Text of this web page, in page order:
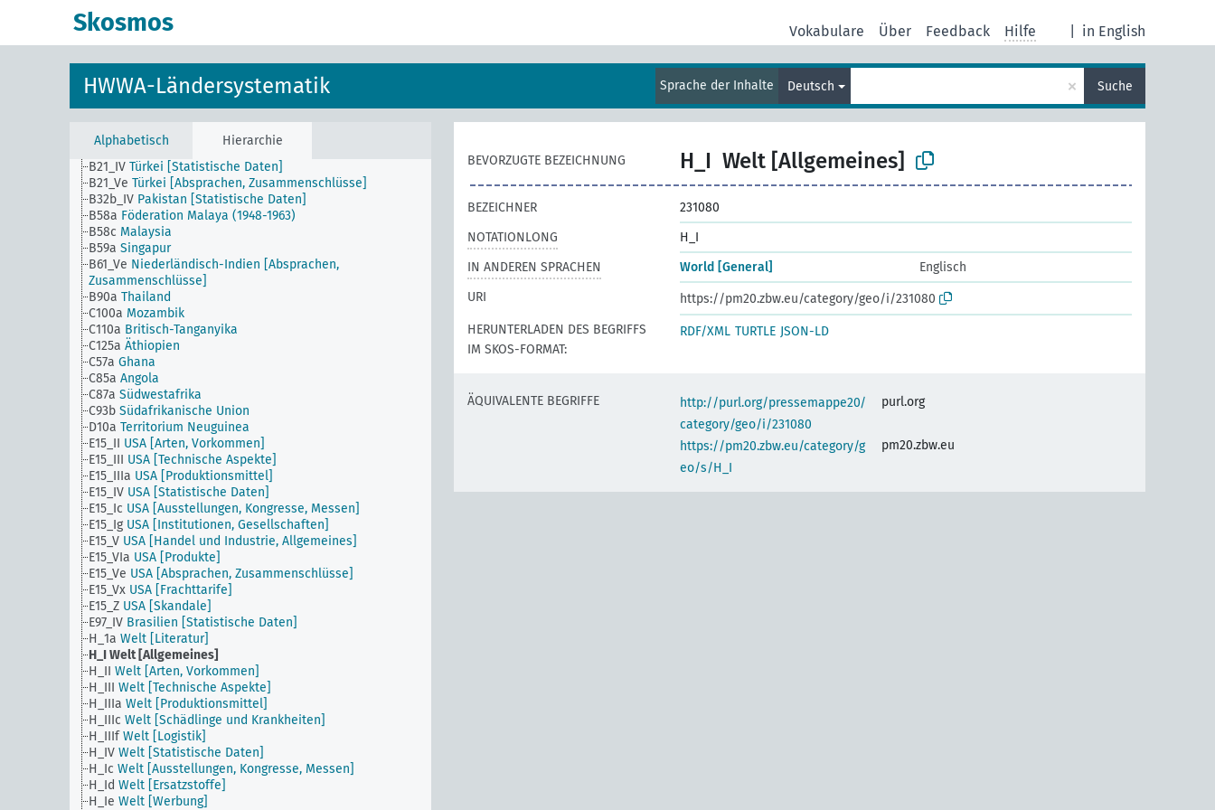
Skosmos in English
Vokabulare Über Feedback Hilfe
HWWA-Ländersystematik Sprache der Inhalte Deutsch × Suche
Alphabetisch Hierarchie
A10_Ig Deutschland [Institutionen, Gesellschaften]
A40c(A40d)
Oberungarn (1938-1940)
Osmanisches Reich [Statistische Daten]
Zusammenschlüsse]
B21_IV Türkei [Statistische Daten]
B21_Ve Türkei [Absprachen, Zusammenschlüsse]
B32b_IV Pakistan [Statistische Daten]
B58a Föderation Malaya (1948-1963)
B58c Malaysia
B59a Singapur
B61_Ve Niederländisch-Indien [Absprachen,
Zusammenschlüsse]
B90a Thailand
C100a Mozambik
C110a Britisch-Tanganyika
C125a Äthiopien
C57a Ghana
C85a Angola
C87a Südwestafrika
C93b Südafrikanische Union
D10a Territorium Neuguinea
E15_II USA [Arten, Vorkommen]
E15_III USA [Technische Aspekte]
E15_IIIa USA [Produktionsmittel]
E15_IV USA [Statistische Daten]
E15_Ic USA [Ausstellungen, Kongresse, Messen]
E15_Ig USA [Institutionen, Gesellschaften]
E15_V USA [Handel und Industrie, Allgemeines]
E15_VIa USA [Produkte]
E15_Ve USA [Absprachen, Zusammenschlüsse]
E15_Vx USA [Frachttarife]
E15_Z USA [Skandale]
E97_IV Brasilien [Statistische Daten]
H_1a Welt [Literatur]
H_IWelt [Allgemeines]
H_II Welt [Arten, Vorkommen]
H_III Welt [Technische Aspekte]
H_IIIa Welt [Produktionsmittel]
H_IIIc Welt [Schädlinge und Krankheiten]
H_IIIf Welt [Logistik]
H_IV Welt [Statistische Daten]
H_Ic Welt [Ausstellungen, Kongresse, Messen]
H_Id Welt [Ersatzstoffe]
H_Ie Welt [Werbung]
BEVORZUGTE BEZEICHNUNG H_I Welt [Allgemeines]
BEZEICHNER
231080
NOTATIONLONG
H_I
IN ANDEREN SPRACHEN
World [General]
Englisch
URI
https://pm20.zbw.eu/category/geo/i/231080
HERUNTERLADEN DES BEGRIFFS
IM SKOS-FORMAT:
RDF/XML TURTLE JSON-LD
ÄQUIVALENTE BEGRIFFE
http://purl.org/pressemappe20/
category/geo/i/231080
purl.org
https://pm20.zbw.eu/category/g
eo/s/H_I
pm20.zbw.eu